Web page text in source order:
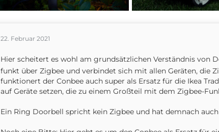
22. Februar 2021
Hier scheitert es wohl am grundsätzlichen Verständnis von
funkt über Zigbee und verbindet sich mit allen Geräten, die
funktionert der Conbee auch super als Ersatz für die Ikea
auf Geräte setzen, die zu einem Großteil mit dem Zigbee-
Ein Ring Doorbell spricht kein Zigbee und hat demnach